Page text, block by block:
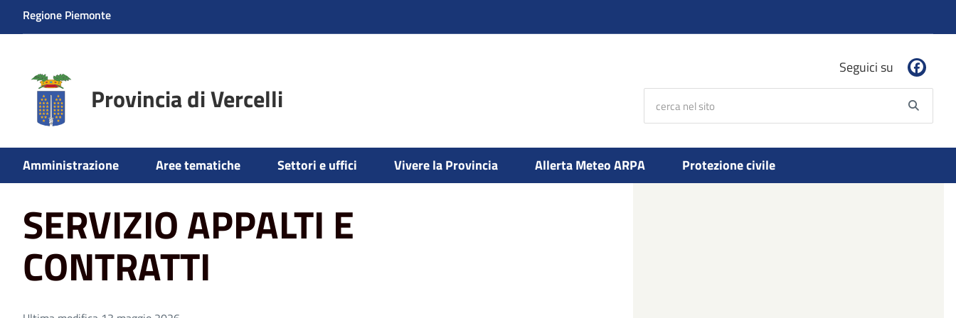
Regione Piemonte
Provincia di Vercelli
Seguici su
Amministrazione Aree tematiche Settori e uffici Vivere la Provincia Allerta Meteo ARPA Protezione civile
Home SERVIZIO APPALTI E CONTRATTI
SERVIZIO APPALTI E
CONTRATTI